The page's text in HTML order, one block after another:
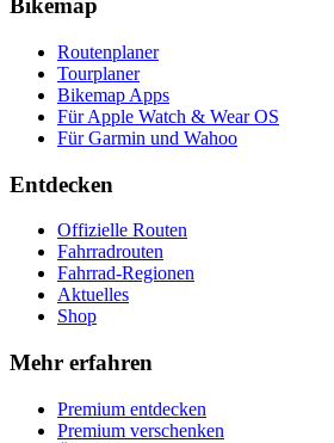
Bikemap
Routenplaner
Tourplaner
Bikemap Apps
Für Apple Watch & Wear OS
Für Garmin und Wahoo
Entdecken
Offizielle Routen
Fahrradrouten
Fahrrad-Regionen
Aktuelles
Shop
Mehr erfahren
Premium entdecken
Premium verschenken